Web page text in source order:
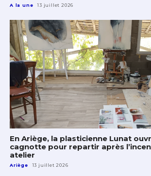
A la une 13 juillet 2026
En Ariège, la plasticienne Lunat
cagnotte pour repartir après
atelier
Ariège 13 juillet 2026